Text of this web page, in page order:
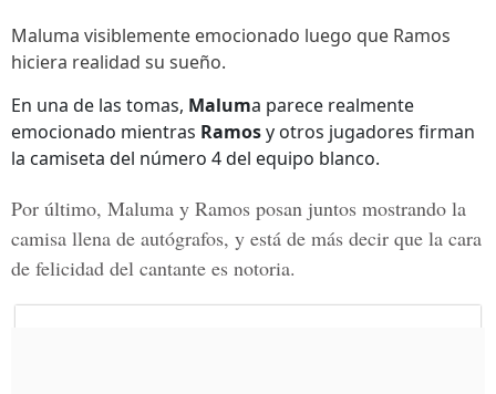
Maluma visiblemente emocionado luego que Ramos
hiciera realidad su sueño.
En una de las tomas, Maluma parece realmente
emocionado mientras Ramosy otros jugadores firman
la camiseta del número 4 del equipo blanco.
Por último, Maluma y Ramos posan juntos mostrando la
camisa llena de autógrafos, y está de más decir que la cara
de felicidad del cantante es notoria.